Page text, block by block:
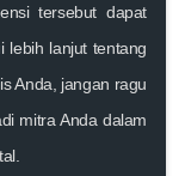
tersebut dapat
lebih lanjut tentang
Anda, jangan ragu
mitra Anda dalam